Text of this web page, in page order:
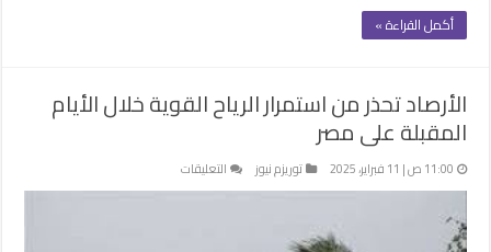
أكمل القراءة »
الأرصاد تحذر من استمرار الرياح القوية خلال الأيام
المقبلة على مصر
11:00 ص | 11 فبراير، 2025 توريزم نيوز التعليقات
الأرصاد